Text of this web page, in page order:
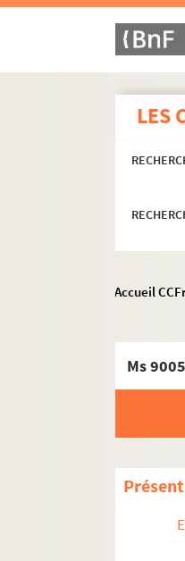
LES
Accueil
Ms